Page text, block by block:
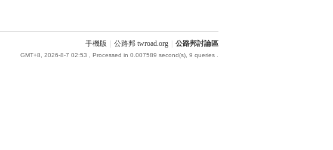
手機版 公路邦 twroad.org 公路邦討論區
GMT+8, 2026-8-7 02:53 , Processed in 0.007589 second(s), 9 queries .